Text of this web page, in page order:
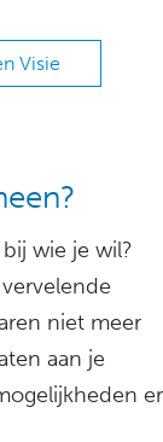
Visie
wie je wil?
niet meer
aan je
er